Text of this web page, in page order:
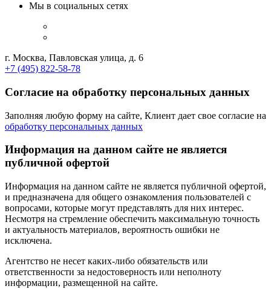
Мы в социальных сетях
г. Москва, Павловская улица, д. 6
+7 (495) 822-58-78
Согласие на обработку персональных данных
Заполняя любую форму на сайте, Клиент дает свое согласие на
обработку персональных данных
Информация на данном сайте не является
публичной офертой
Информация на данном сайте не является публичной офертой,
и предназначена для общего ознакомления пользователей с
вопросами, которые могут представлять для них интерес.
Несмотря на стремление обеспечить максимальную точность
и актуальность материалов, вероятность ошибки не
исключена.
Агентство не несет каких-либо обязательств или
ответственности за недостоверность или неполноту
информации, размещенной на сайте.